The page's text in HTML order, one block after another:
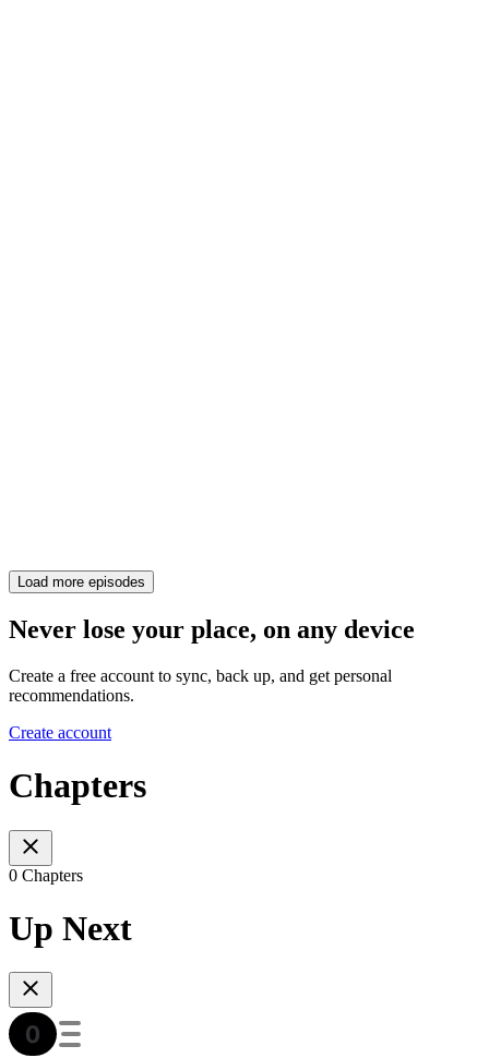
Load more episodes
Never lose your place, on any device
Create a free account to sync, back up, and get personal
recommendations.
Create account
Chapters
0 Chapters
Up Next